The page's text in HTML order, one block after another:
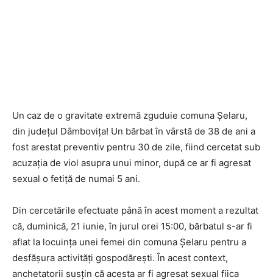
Un caz de o gravitate extremă zguduie comuna Șelaru,
din județul Dâmbovița! Un bărbat în vârstă de 38 de ani a
fost arestat preventiv pentru 30 de zile, fiind cercetat sub
acuzația de viol asupra unui minor, după ce ar fi agresat
sexual o fetiță de numai 5 ani.
Din cercetările efectuate până în acest moment a rezultat
că, duminică, 21 iunie, în jurul orei 15:00, bărbatul s-ar fi
aflat la locuința unei femei din comuna Șelaru pentru a
desfășura activități gospodărești. În acest context,
anchetatorii susțin că acesta ar fi agresat sexual fiica